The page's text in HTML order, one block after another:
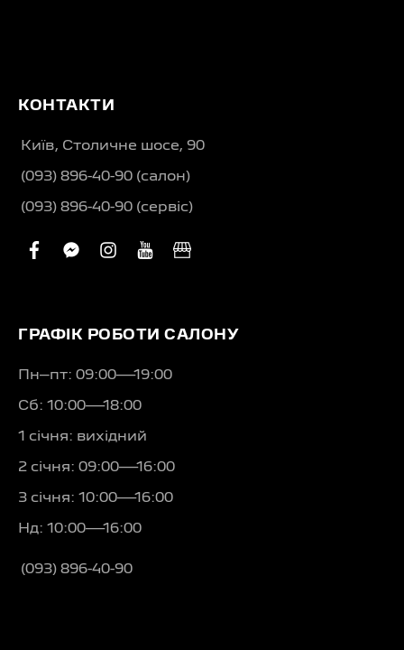
КОНТАКТИ
Київ, Столичне шосе, 90
(093) 896-40-90 (салон)
(093) 896-40-90 (сервіс)
facebook
facebook-
instagram
youtube
business
ГРАФІК РОБОТИ САЛОНУ
Пн–пт: 09:00—19:00
Сб: 10:00—18:00
1 січня: вихідний
2 січня: 09:00—16:00
3 січня: 10:00—16:00
Нд: 10:00—16:00
(093) 896-40-90